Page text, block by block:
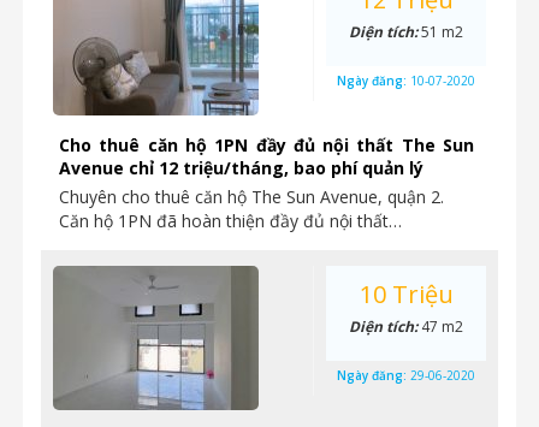
Cho thuê căn hộ 1PN đầy đủ nội thất The Sun
Avenue chỉ 12 triệu/tháng, bao phí quản lý
Chuyên cho thuê căn hộ The Sun Avenue, quận 2.
Căn hộ 1PN đã hoàn thiện đầy đủ nội thất…
Diện tích:51 m2
Ngày đăng: 10-07-2020
10 Triệu
Diện tích:47 m2
Ngày đăng: 29-06-2020